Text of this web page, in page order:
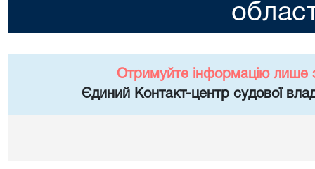
Отримуйте інформацію лише
Єдиний Контакт-центр судової